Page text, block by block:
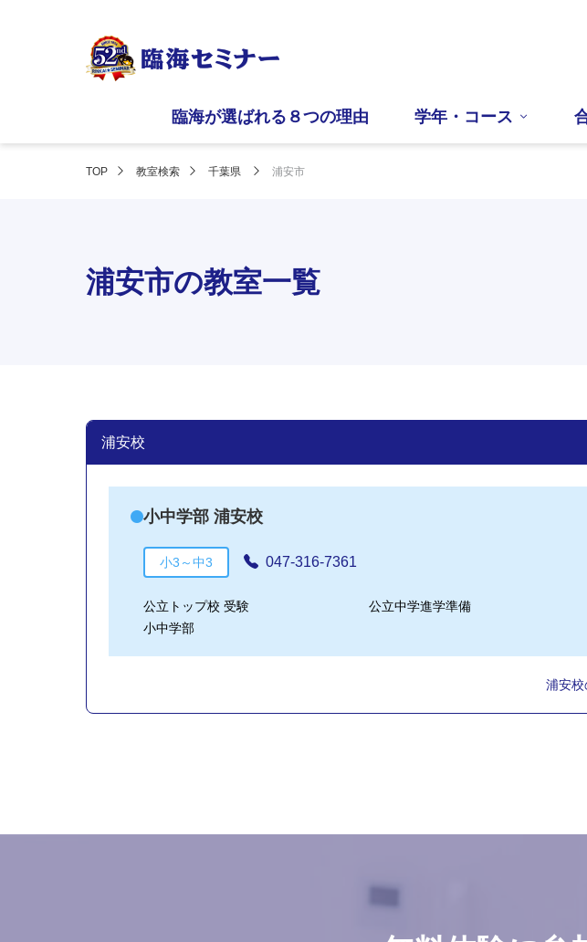
臨海が選ばれる８つの理由 学年・コース
TOP 教室検索 千葉県 浦安市
浦安市の教室一覧
浦安校
小中学部 浦安校
小3～中3 047-316-7361
公立トップ校 受験
公立中学進学準備
小中学部
浦安校